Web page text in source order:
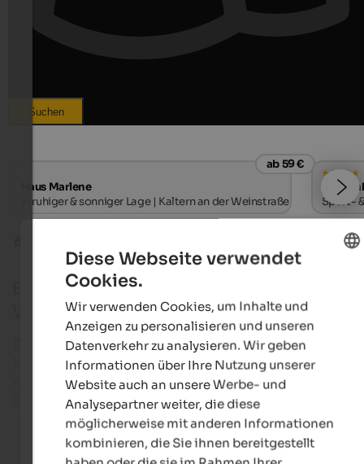
Suchen
ab 59 €
Haus Marlene
In ruhiger & sonniger Lage | Kaltern an der Weinstraße
Sport-
Etschradweg: Radtour durchs Etschtal
Verona
Das Etschtal erstreckt sich vom Vinschgau, über
Meraner Land, bis hin in den Süden Südtirols und
mit seinem gleichnamigen Radweg ideal für
Genussradler und Familien.
Bikehotels in Südtirol
GERMAN
Diese Webseite verwendet
Cookies.
Wir verwenden Cookies, um Inhalte und
Anzeigen zu personalisieren und unseren
Datenverkehr zu analysieren. Wir geben
Informationen über Ihre Nutzung unserer
Website auch an unsere Werbe- und
Analysepartner weiter, die diese
möglicherweise mit anderen Informationen
kombinieren, die Sie ihnen bereitgestellt